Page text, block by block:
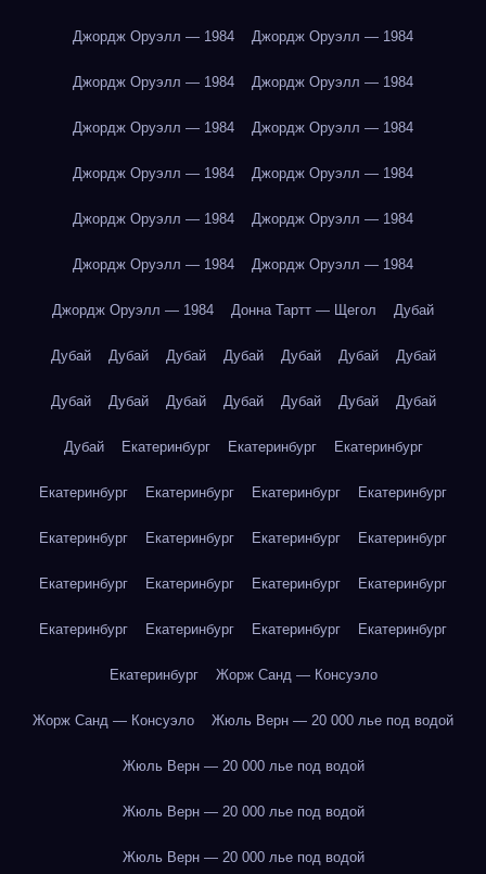
Джордж Оруэлл — 1984 Джордж Оруэлл — 1984
Джордж Оруэлл — 1984 Джордж Оруэлл — 1984
Джордж Оруэлл — 1984 Джордж Оруэлл — 1984
Джордж Оруэлл — 1984 Джордж Оруэлл — 1984
Джордж Оруэлл — 1984 Джордж Оруэлл — 1984
Джордж Оруэлл — 1984 Джордж Оруэлл — 1984
Джордж Оруэлл — 1984 Донна Тартт — Щегол Дубай
Дубай Дубай Дубай Дубай Дубай Дубай Дубай
Дубай Дубай Дубай Дубай Дубай Дубай Дубай
Дубай Екатеринбург Екатеринбург Екатеринбург
Екатеринбург Екатеринбург Екатеринбург Екатеринбург
Екатеринбург Екатеринбург Екатеринбург Екатеринбург
Екатеринбург Екатеринбург Екатеринбург Екатеринбург
Екатеринбург Екатеринбург Екатеринбург Екатеринбург
Екатеринбург Жорж Санд — Консуэло
Жорж Санд — Консуэло Жюль Верн — 20 000 лье под водой
Жюль Верн — 20 000 лье под водой
Жюль Верн — 20 000 лье под водой
Жюль Верн — 20 000 лье под водой